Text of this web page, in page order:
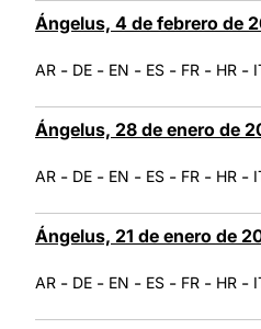
Ángelus, 4 de febrero de
AR - DE - EN - ES - FR - HR -
Ángelus, 28 de enero de
AR - DE - EN - ES - FR - HR -
Ángelus, 21 de enero de
AR - DE - EN - ES - FR - HR -